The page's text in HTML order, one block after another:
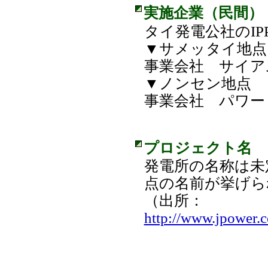
実施企業（民間）
タイ発電公社の
▼サメッタイ地点
事業会社 サイア
▼ノンセン地点
事業会社 パワー
プロジェクト名
発電所の名称は
点の名前が挙げ
（出所：
http://